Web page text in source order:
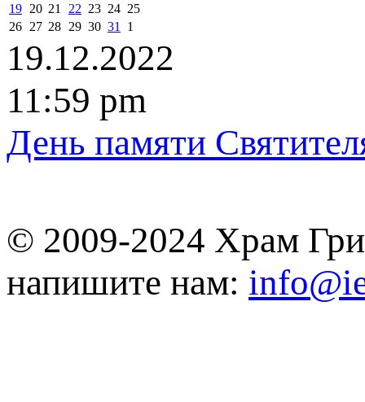
19 20 21 22 23 24 25
26 27 28 29 30 31 1
19.12.2022
11:59 pm
День памяти
© 2009-2024 Храм
напишите нам: